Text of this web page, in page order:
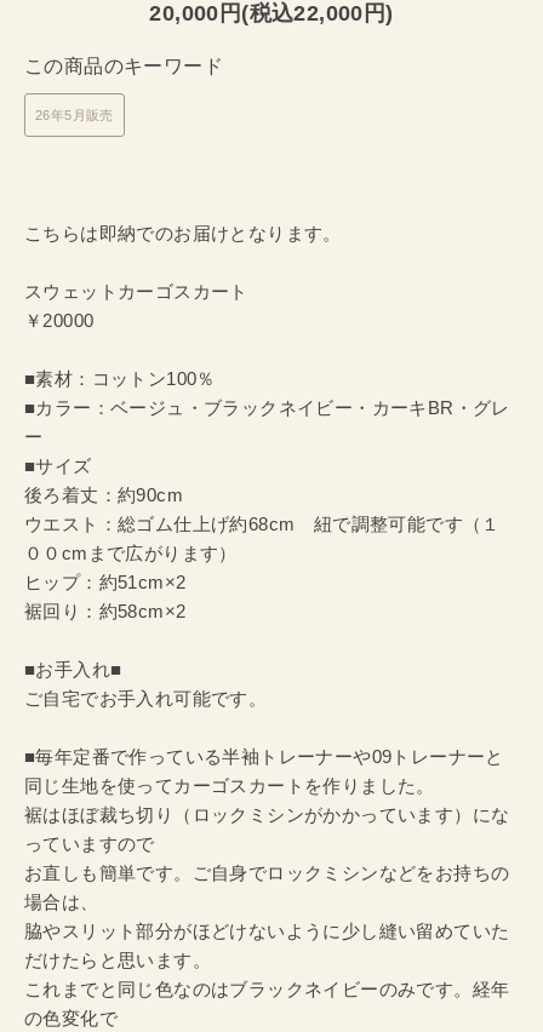
20,000円(税込22,000円)
この商品のキーワード
26年5月販売
こちらは即納でのお届けとなります。
スウェットカーゴスカート
￥20000
■素材：コットン100％
■カラー：ベージュ・ブラックネイビー・カーキBR・グレ
ー
■サイズ
後ろ着丈：約90cm
ウエスト：総ゴム仕上げ約68cm 紐で調整可能です（１
００cmまで広がります）
ヒップ：約51cm×2
裾回り：約58cm×2
■お手入れ■
ご自宅でお手入れ可能です。
■毎年定番で作っている半袖トレーナーや09トレーナーと
同じ生地を使ってカーゴスカートを作りました。
裾はほぼ裁ち切り（ロックミシンがかかっています）にな
っていますので
お直しも簡単です。ご自身でロックミシンなどをお持ちの
場合は、
脇やスリット部分がほどけないように少し縫い留めていた
だけたらと思います。
これまでと同じ色なのはブラックネイビーのみです。経年
の色変化で